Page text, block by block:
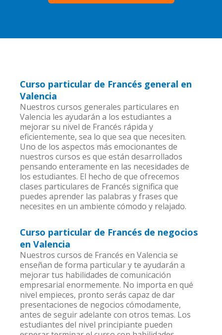
Curso particular de Francés general en
Valencia
Nuestros cursos generales particulares en
Valencia les ayudarán a los estudiantes a
mejorar su nivel de Francés rápida y
eficientemente, sea lo que sea que necesiten.
Uno de los aspectos más emocionantes de
nuestros cursos es que están desarrollados
pensando enteramente en las necesidades de
los estudiantes. El hecho de que ofrecemos
clases particulares de Francés significa que
puedes aprender las palabras y frases que
necesites en un ambiente cómodo y relajado.
Curso particular de Francés de negocios
en Valencia
Nuestros cursos de Francés en Valencia se
enseñan de forma particular y te ayudarán a
mejorar tus habilidades de comunicación
empresarial enormemente. No importa en qué
nivel empieces, pronto serás capaz de dar
presentaciones de negocios cómodamente,
antes de seguir adelante con otros temas. Los
estudiantes del nivel principiante pueden